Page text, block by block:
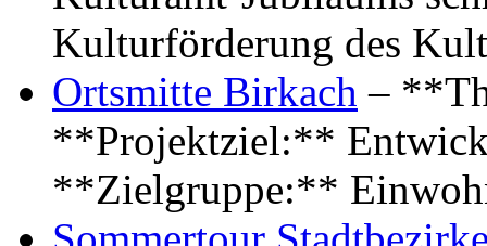
Kulturförderung des
Ortsmitte Birkach –
**Projektziel:**
**Zielgruppe:**